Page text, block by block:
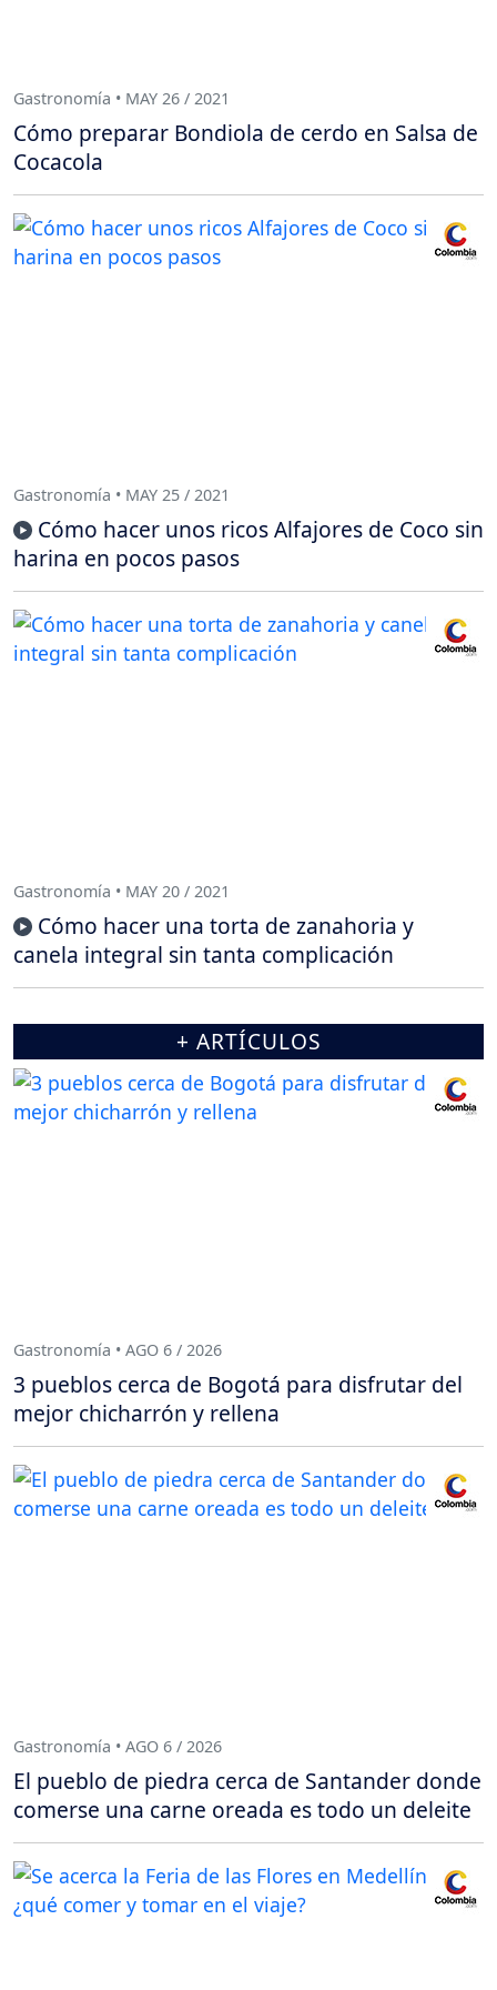
Gastronomía • MAY 26 / 2021
Cómo preparar Bondiola de cerdo en Salsa de
Cocacola
Gastronomía • MAY 25 / 2021
Cómo hacer unos ricos Alfajores de Coco sin
harina en pocos pasos
Gastronomía • MAY 20 / 2021
Cómo hacer una torta de zanahoria y
canela integral sin tanta complicación
+ ARTÍCULOS
Gastronomía • AGO 6 / 2026
3 pueblos cerca de Bogotá para disfrutar del
mejor chicharrón y rellena
Gastronomía • AGO 6 / 2026
El pueblo de piedra cerca de Santander donde
comerse una carne oreada es todo un deleite